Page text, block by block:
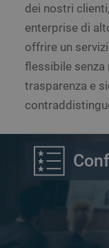
dei nostri
enterprise di
offrire un
flessibile senza
trasparenza e